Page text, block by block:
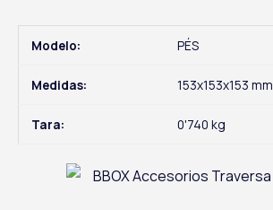
Modelo: PÉS
Medidas: 153x153x153 mm
Tara: 0'740 kg